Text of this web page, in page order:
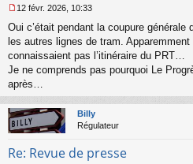
e
s
s
g
e
n
o
n
l
12 févr. 2026, 10:33
Oui c’était pendant la coupure
les autres lignes de tram.
connaissaient pas l’itinéraire du PRT…
Je ne comprends pas pourquoi Le
après…
Billy
Régulateur
Re: Revue de presse